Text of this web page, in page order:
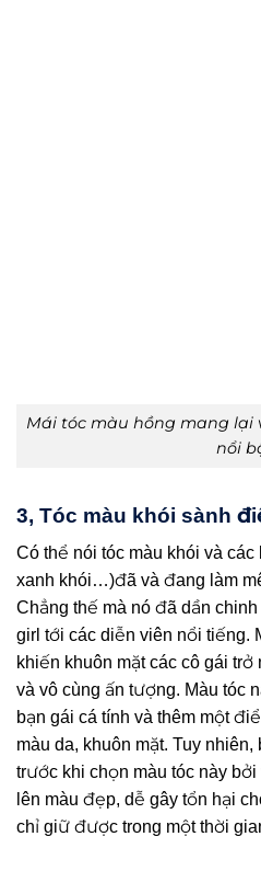
Mái tóc màu hồng mang lại
nổi
3, Tóc màu khói sành
Có thể nói tóc màu khói và
xanh khói…)đã và đang làm
Chẳng thế mà nó đã dần
girl tới các diễn viên nổi tiếng.
khiến khuôn mặt các cô gái trở
và vô cùng ấn tượng. Màu tóc
bạn gái cá tính và thêm một
màu da, khuôn mặt. Tuy
trước khi chọn màu tóc này
lên màu đẹp, dễ gây tổn hại
chỉ giữ được trong một thời